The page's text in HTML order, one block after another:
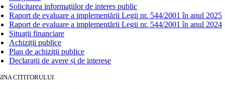
Solicitarea informaţiilor de interes public
Raport de evaluare a implementării Legii nr. 544/2001 în anul 2025
Raport de evaluare a implementării Legii nr. 544/2001 în anul 2024
Situații financiare
Achiziții publice
Plan de achiziţii publice
Declarații de avere și de interese
CITITORULUI